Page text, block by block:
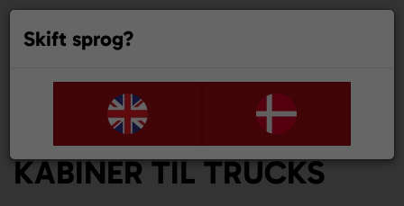
KABINER TIL TRUCKS
Skift sprog?